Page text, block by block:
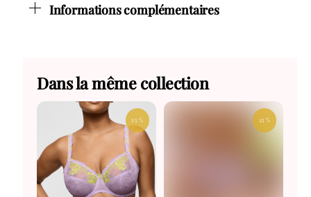
Informations complémentaires
Dans la même collection
25 % 25 %